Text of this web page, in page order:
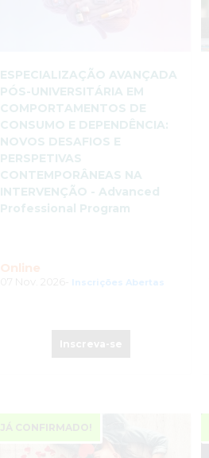
ESPECIALIZAÇÃO AVANÇADA
PÓS-UNIVERSITÁRIA EM
COMPORTAMENTOS DE
CONSUMO E DEPENDÊNCIA:
NOVOS DESAFIOS E
PERSPETIVAS
CONTEMPORÂNEAS NA
INTERVENÇÃO - Advanced
Professional Program
Online
Inscrições Abertas
JÁ CONFIRMADO!